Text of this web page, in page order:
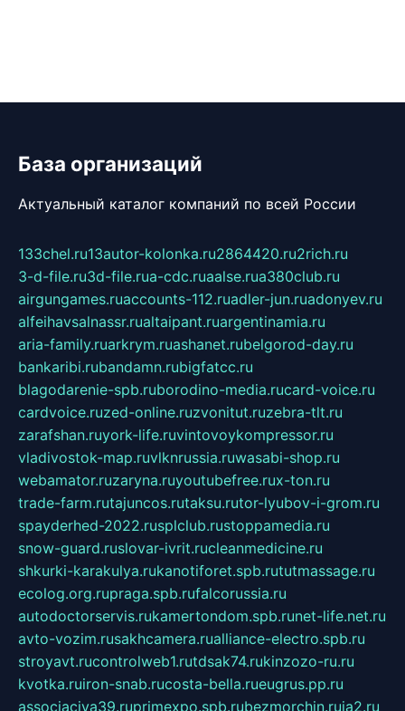
База организаций
Актуальный каталог компаний по всей России
133chel.ru13autor-kolonka.ru2864420.ru2rich.ru
3-d-file.ru3d-file.rua-cdc.ruaalse.rua380club.ru
airgungames.ruaccounts-112.ruadler-jun.ruadonyev.ru
alfeihavsalnassr.rualtaipant.ruargentinamia.ru
aria-family.ruarkrym.ruashanet.rubelgorod-day.ru
bankaribi.rubandamn.rubigfatcc.ru
blagodarenie-spb.ruborodino-media.rucard-voice.ru
cardvoice.ruzed-online.ruzvonitut.ruzebra-tlt.ru
zarafshan.ruyork-life.ruvintovoykompressor.ru
vladivostok-map.ruvlknrussia.ruwasabi-shop.ru
webamator.ruzaryna.ruyoutubefree.rux-ton.ru
trade-farm.rutajuncos.rutaksu.rutor-lyubov-i-grom.ru
spayderhed-2022.rusplclub.rustoppamedia.ru
snow-guard.ruslovar-ivrit.rucleanmedicine.ru
shkurki-karakulya.rukanotiforet.spb.rututmassage.ru
ecolog.org.rupraga.spb.rufalcorussia.ru
autodoctorservis.rukamertondom.spb.runet-life.net.ru
avto-vozim.rusakhcamera.rualliance-electro.spb.ru
stroyavt.rucontrolweb1.rutdsak74.rukinzozo-ru.ru
kvotka.ruiron-snab.rucosta-bella.rueugrus.pp.ru
associaciya39.ruprimexpo.spb.rubezmorchin.ruia2.ru